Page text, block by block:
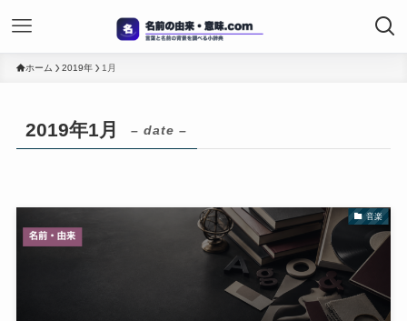
ホーム 2019年 1月
2019年1月 – date –
音楽